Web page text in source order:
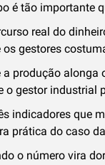
é tão importante
real do
os gestores
a produção alonga
o gestor industrial
indicadores que
prática do caso
o número vira